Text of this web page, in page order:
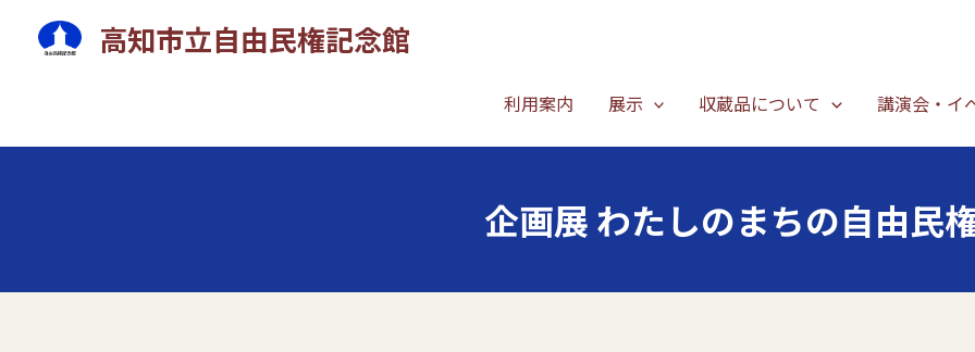
高知市立自由民権記念館
利用案内 展示 収蔵品について 講演会・イ
企画展 わたしのまちの自由民